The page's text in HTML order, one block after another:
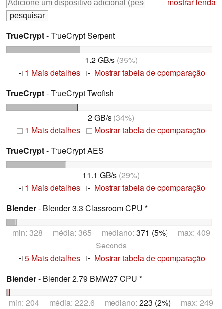
mostrar lenda
TrueCrypt- TrueCrypt Serpent
1.2 GB/s(35%)
+ 1 Mais detalhes + Mostrar tabela de cpomparação
TrueCrypt- TrueCrypt Twofish
2 GB/s (34%)
+ 1 Mais detalhes + Mostrar tabela de cpomparação
TrueCrypt- TrueCrypt AES
11.1 GB/s (29%)
+ 1 Mais detalhes + Mostrar tabela de cpomparação
Blender- Blender 3.3 Classroom CPU *
min: 328 média: 365 mediano: 371 (5%) max: 409
Seconds
+ 5 Mais detalhes + Mostrar tabela de cpomparação
Blender- Blender 2.79 BMW27 CPU *
min: 204 média: 222.6 mediano: 223 (2%) max: 249